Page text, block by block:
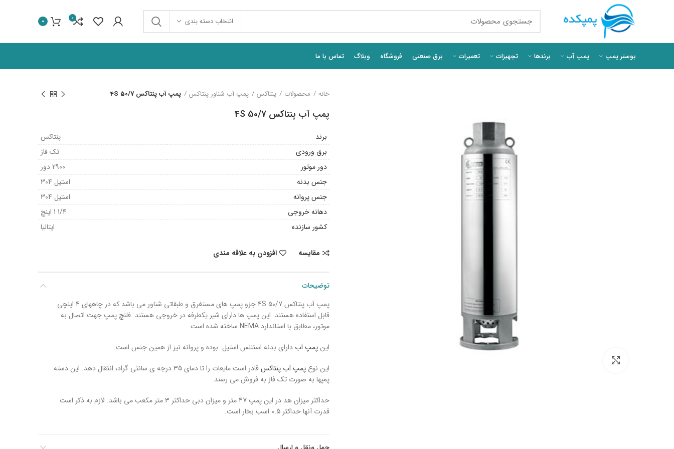
انتخاب دسته بندی 0
0
بوستر پمپ پمپ آب برندها تجهیزات تعمیرات برق صنعتی فروشگاه وبلاگ تماس با ما
خانه محصولات پنتاکس پمپ آب شناور پنتاکس پمپ آب پنتاکس 4S 50/7
پمپ آب پنتاکس 4S 50/7
برند
پنتاکس
برق ورودی
تک فاز
دور موتور
2900 دور
جنس بدنه
استیل 304
جنس پروانه
استیل 304
دهانه خروجی
1/4 1 اینچ
کشور سازنده
ایتالیا
مقایسه افزودن به علاقه مندی
توضیحات
پمپ آب پنتاکس 4S 50/7 جزو پمپ های مستغرق و طبقاتی شناور می باشد که در چاههای 4 اینچی
قابل استفاده هستند. این پمپ ها دارای شیر یکطرفه در خروجی هستند. فلنچ پمپ جهت اتصال به
موتور، مطابق با استاندارد NEMA ساخته شده است.
اینپمپ آب دارای بدنه استنلس استیل بوده و پروانه نیز از همین جنس است.
این نوع پمپ آب پنتاکس
قادر است مایعات را تا دمای 35 درجه ی سانتی گراد، انتقال دهد. این دسته
پمپها به صورت تک فاز به فروش می رسند.
حداکثر میزان هد در این پمپ 47 متر و میزان دبی حداکثر 3 متر مکعب می باشد. لازم به ذکر است
قدرت آنها حداکثر 0.5 اسب بخار است.